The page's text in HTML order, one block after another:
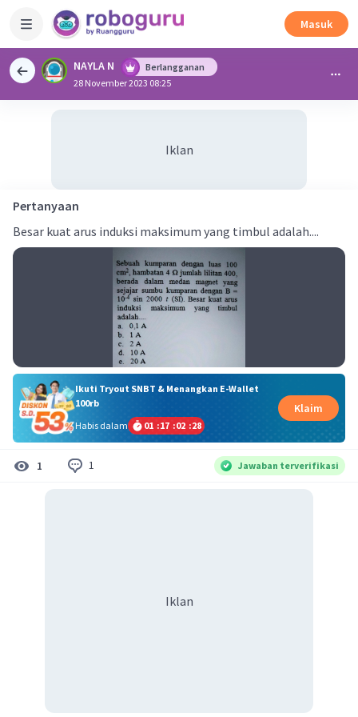
Masuk
NAYLA N
Berlangganan
28 November 2023 08:25
Iklan
Pertanyaan
Besar kuat arus induksi maksimum yang timbul adalah....
Ikuti Tryout SNBT & Menangkan E-Wallet
100rb
Habis dalam
01 :17 :02 :28
Klaim
1 1 Jawaban terverifikasi
Iklan